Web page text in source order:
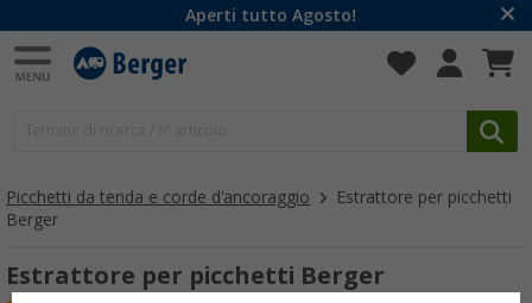
Aperti tutto Agosto!
Picchetti da tenda e corde d'ancoraggio
Estrattore per picchetti
Berger
Estrattore per picchetti Berger